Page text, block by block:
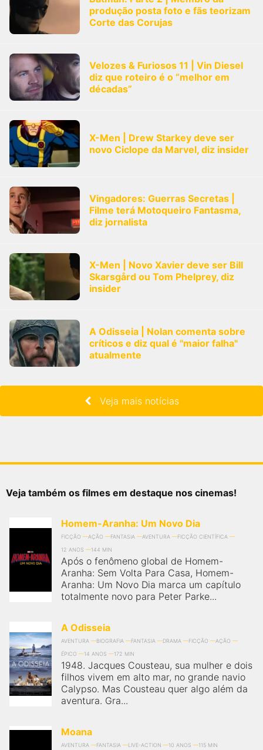
produção posta foto e fãs teorizam
Corte das Corujas
Velozes & Furiosos 11 | Vin Diesel
diz que roteiro é o “melhor em
décadas”
X-Men | Drew Starkey deve ser
novo Ciclope da Marvel, diz insider
Vingadores: Guerras Secretas |
Filme terá Motoqueiro Fantasma,
diz jornalista
X-Men | Novo Xavier deve ser Bill
Skarsgård ou Tom Phelprey, diz
insider
A Odisseia | Nolan comenta sobre
críticos e diz qual é "maior falha"
atualmente
Veja mais notícias
Veja também os filmes em destaque nos cinemas!
Homem-Aranha: Um Novo Dia
FICÇÃO AÇÃO FANTASIA AVENTURA
FICÇÃO CIENTÍFICA
12 ANOS
144 MIN
Após o fenômeno global de Homem-
Aranha: Sem Volta Para Casa, Homem-
Aranha: Um Novo Dia marca um capítulo
totalmente novo para Peter Parke...
A Odisseia
AVENTURA BIOGRAFIA FANTASIA DRAMA FICÇÃO
AÇÃO
ÉPICO
14 ANOS 172 MIN
1948. Jacques Cousteau, sua mulher e dois
filhos vivem em alto mar, no grande navio
Calypso. Mas Cousteau quer algo além da
aventura. Gra...
Moana
AVENTURA FANTASIA LIVE-ACTION 10 ANOS 115 MIN